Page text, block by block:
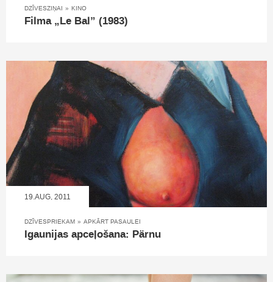
DZĪVESZIŅAI » KINO
Filma „Le Bal” (1983)
19.AUG, 2011
DZĪVESPRIEKAM » APKĀRT PASAULEI
Igaunijas apceļošana: Pärnu